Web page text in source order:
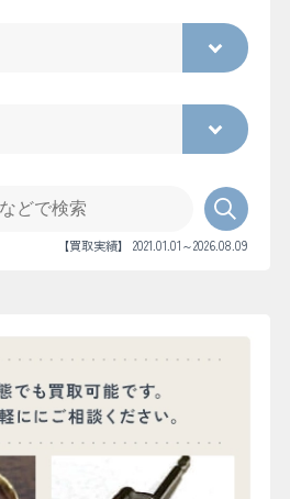
【買取実績】 2021.01.01～2026.08.09